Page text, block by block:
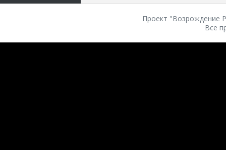
Проект "Возрождение
Все